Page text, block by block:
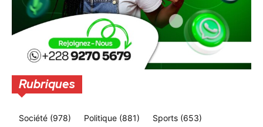
Rubriques
Société (978) Politique (881) Sports (653)